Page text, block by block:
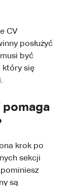
CV
posłużyć
być
który się
krok po
sekcji
są